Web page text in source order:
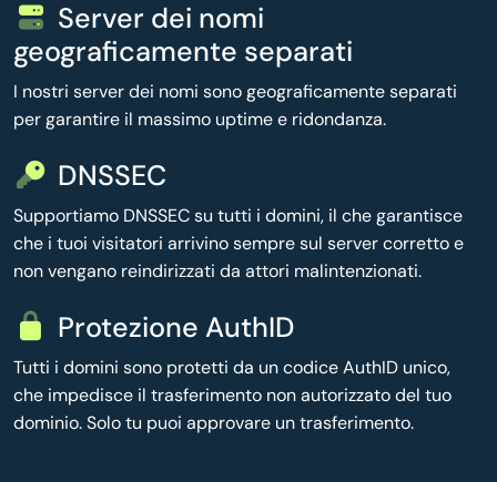
Server dei nomi
geograficamente separati
I nostri server dei nomi sono geograficamente separati
per garantire il massimo uptime e ridondanza.
DNSSEC
Supportiamo DNSSEC su tutti i domini, il che garantisce
che i tuoi visitatori arrivino sempre sul server corretto e
non vengano reindirizzati da attori malintenzionati.
Protezione AuthID
Tutti i domini sono protetti da un codice AuthID unico,
che impedisce il trasferimento non autorizzato del tuo
dominio. Solo tu puoi approvare un trasferimento.